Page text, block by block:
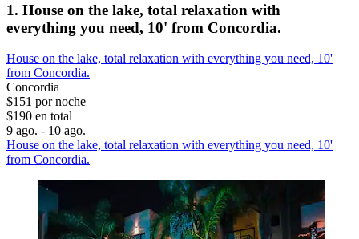
1. House on the lake, total relaxation with
everything you need, 10' from Concordia.
House on the lake, total relaxation with everything you need, 10'
from Concordia.
Concordia
$151 por noche
$190 en total
9 ago. - 10 ago.
House on the lake, total relaxation with everything you need, 10'
from Concordia.